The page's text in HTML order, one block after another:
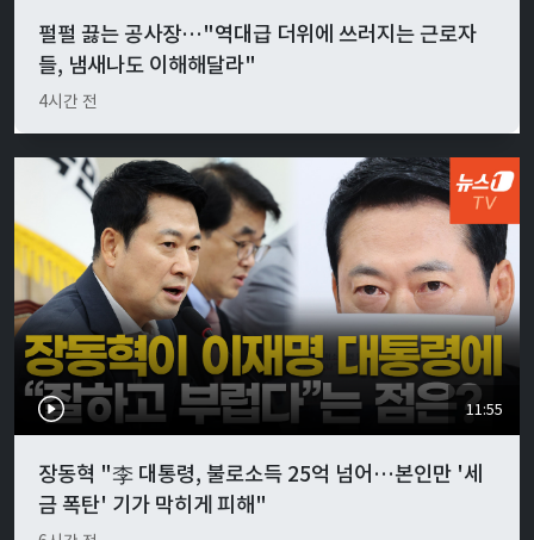
펄펄 끓는 공사장…"역대급 더위에 쓰러지는 근로자
들, 냄새나도 이해해달라"
4시간 전
11:55
장동혁 "李 대통령, 불로소득 25억 넘어…본인만 '세
금 폭탄' 기가 막히게 피해"